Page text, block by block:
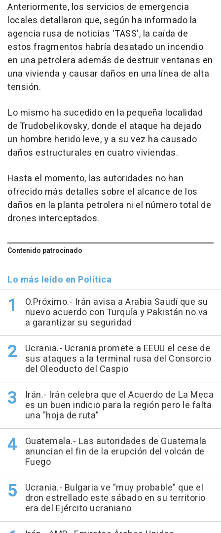
Anteriormente, los servicios de emergencia
locales detallaron que, según ha informado la
agencia rusa de noticias 'TASS', la caída de
estos fragmentos habría desatado un incendio
en una petrolera además de destruir ventanas en
una vivienda y causar daños en una línea de alta
tensión.
Lo mismo ha sucedido en la pequeña localidad
de Trudobelikovsky, donde el ataque ha dejado
un hombre herido leve, y a su vez ha causado
daños estructurales en cuatro viviendas.
Hasta el momento, las autoridades no han
ofrecido más detalles sobre el alcance de los
daños en la planta petrolera ni el número total de
drones interceptados.
Contenido patrocinado
Lo más leído en Política
O.Próximo.- Irán avisa a Arabia Saudí que su
nuevo acuerdo con Turquía y Pakistán no va
a garantizar su seguridad
Ucrania.- Ucrania promete a EEUU el cese de
sus ataques a la terminal rusa del Consorcio
del Oleoducto del Caspio
Irán.- Irán celebra que el Acuerdo de La Meca
es un buen indicio para la región pero le falta
una "hoja de ruta"
Guatemala.- Las autoridades de Guatemala
anuncian el fin de la erupción del volcán de
Fuego
Ucrania.- Bulgaria ve "muy probable" que el
dron estrellado este sábado en su territorio
era del Ejército ucraniano